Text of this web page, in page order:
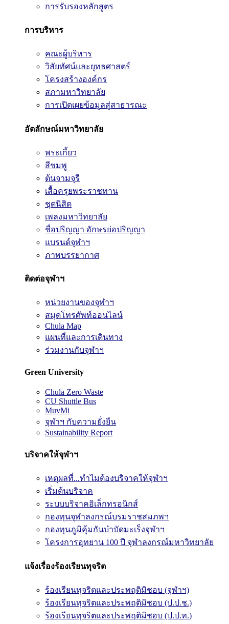
การรับรองหลักสูตร
การบริหาร
คณะผู้บริหาร
วิสัยทัศน์และยุทธศาสตร์
โครงสร้างองค์กร
สภามหาวิทยาลัย
การเปิดเผยข้อมูลสู่สาธารณะ
อัตลักษณ์มหาวิทยาลัย
พระเกี้ยว
สีชมพู
ต้นจามจุรี
เสื้อครุยพระราชทาน
ชุดนิสิต
เพลงมหาวิทยาลัย
ชื่อปริญญา อักษรย่อปริญญา
แบรนด์จุฬาฯ
ภาพบรรยากาศ
ติดต่อจุฬาฯ
หน่วยงานของจุฬาฯ
สมุดโทรศัพท์ออนไลน์
Chula Map
แผนที่และการเดินทาง
ร่วมงานกับจุฬาฯ
Green University
Chula Zero Waste
CU Shuttle Bus
MuvMi
จุฬาฯ กับความยั่งยืน
Sustainability Report
บริจาคให้จุฬาฯ
เหตุผลที่...ทำไมต้องบริจาคให้จุฬาฯ
เริ่มต้นบริจาค
ระบบบริจาคอิเล็กทรอนิกส์
กองทุนจุฬาลงกรณ์บรมราชสมภพฯ
กองทุนภูมิคุ้มกันบำบัดมะเร็งจุฬาฯ
โครงการอุทยาน 100 ปี จุฬาลงกรณ์มหาวิทยาลัย
แจ้งเรื่องร้องเรียนทุจริต
ร้องเรียนทุจริตและประพฤติมิชอบ (จุฬาฯ)
ร้องเรียนทุจริตและประพฤติมิชอบ (ป.ป.ช.)
ร้องเรียนทุจริตและประพฤติมิชอบ (ป.ป.ท.)